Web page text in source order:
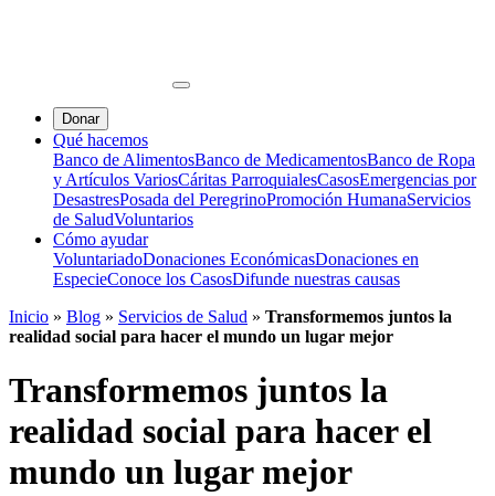
Donar
Qué hacemos
Banco de AlimentosBanco de MedicamentosBanco de Ropa
y Artículos VariosCáritas ParroquialesCasosEmergencias por
DesastresPosada del PeregrinoPromoción HumanaServicios
de SaludVoluntarios
Cómo ayudar
VoluntariadoDonaciones EconómicasDonaciones en
EspecieConoce los CasosDifunde nuestras causas
Inicio » Blog » Servicios de Salud » Transformemos juntos la
realidad social para hacer el mundo un lugar mejor
Transformemos juntos la
realidad social para hacer el
mundo un lugar mejor